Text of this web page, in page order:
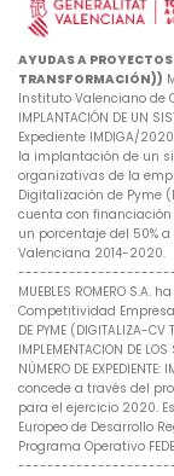
AYUDAS A
TRANSFORMACIÓN))
Instituto Valenciano de
IMPLANTACIÓN DE UN
Expediente IMDIGA/
la implantación de un
organizativas de la
Digitalización de Pyme
cuenta con financiación
un porcentaje del 50%
Valenciana 2014-2020.
MUEBLES ROMERO
Competitividad
DE PYME (DIGITALIZA-CV
IMPLEMENTACION DE
NÚMERO DE
concede a través del
para el ejercicio 2020.
Europeo de Desarrollo
Programa Operativo